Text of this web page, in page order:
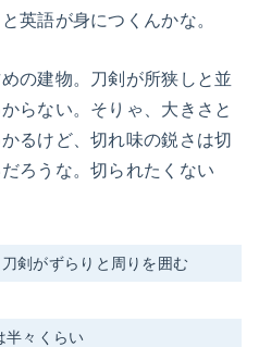
英語が身につくんかな。
の建物。刀剣が所狭しと並
らない。そりゃ、大きさと
るけど、切れ味の鋭さは切
ろうな。切られたくない
剣がずらりと周りを囲む
半々くらい